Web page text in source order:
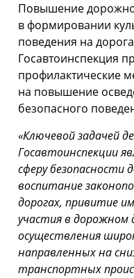
Повышение
в формировании
поведения на
Госавтоинспекция
профилактические
на повышение
безопасного
«Ключевой задачей
Госавтоинспекции
сферу безопасности
воспитание
дорогах, привитие
участия в дорожном
осуществления
направленных на
транспортных